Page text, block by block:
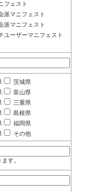
フェスト
派マニフェスト
派マニフェスト
ユーザーマニフェスト
茨城県
富山県
三重県
島根県
福岡県
その他
す。